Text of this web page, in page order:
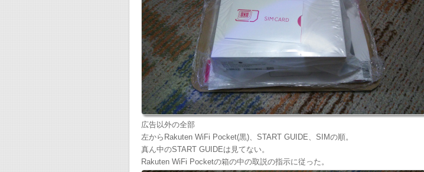
広告以外の全部
左からRakuten WiFi Pocket(黒)、START GUIDE、SIMの順。
真ん中のSTART GUIDEは見てない。
Rakuten WiFi Pocketの箱の中の取説の指示に従った。